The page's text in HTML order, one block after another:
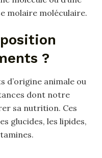
molaire moléculaire.
?
d’origine animale ou
dont notre
sa nutrition. Ces
glucides, les lipides,